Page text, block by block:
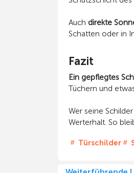
Auch direkte
Schatten oder in
Fazit
Ein gepflegtes
Tüchern und
Wer seine
Werterhalt. So
Türschilder